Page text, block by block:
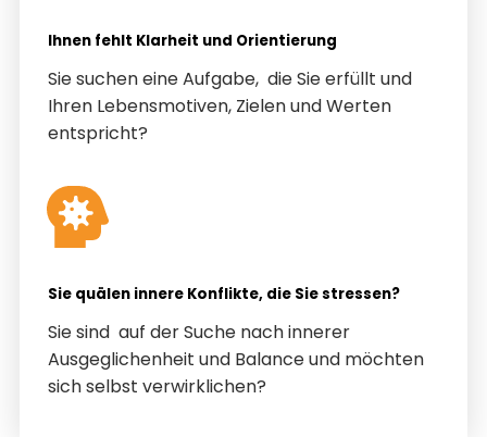
Ihnen fehlt Klarheit und Orientierung
Sie suchen eine Aufgabe, die Sie erfüllt und
Ihren Lebensmotiven, Zielen und Werten
entspricht?
Sie quälen innere Konflikte, die Sie stressen?
Sie sind auf der Suche nach innerer
Ausgeglichenheit und Balance und möchten
sich selbst verwirklichen?